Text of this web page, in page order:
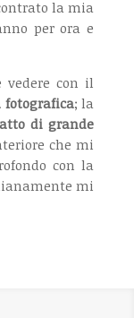
la mia
per ora e
vedere con il
fotografica; la
atto di grande
che mi
con la
mi